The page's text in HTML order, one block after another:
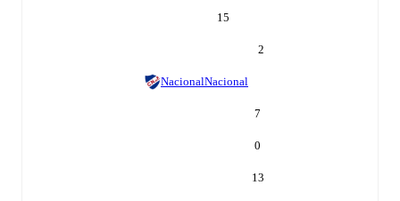
15
2
NacionalNacional
7
0
13